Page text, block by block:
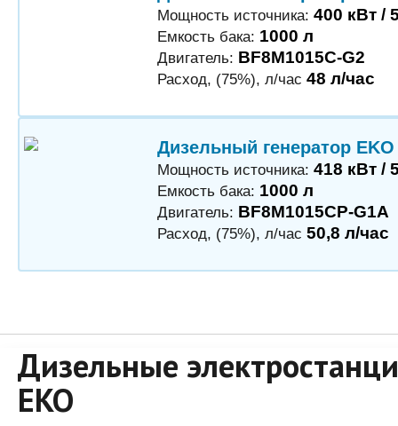
Мощность источника: 400 кВт /
Емкость бака: 1000 л
Двигатель: BF8M1015C-G2
Расход, (75%), л/час 48 л/час
Дизельный генератор EKO
Мощность источника: 418 кВт /
Емкость бака: 1000 л
Двигатель: BF8M1015CP-G1A
Расход, (75%), л/час 50,8 л/час
Дизельные
EKO